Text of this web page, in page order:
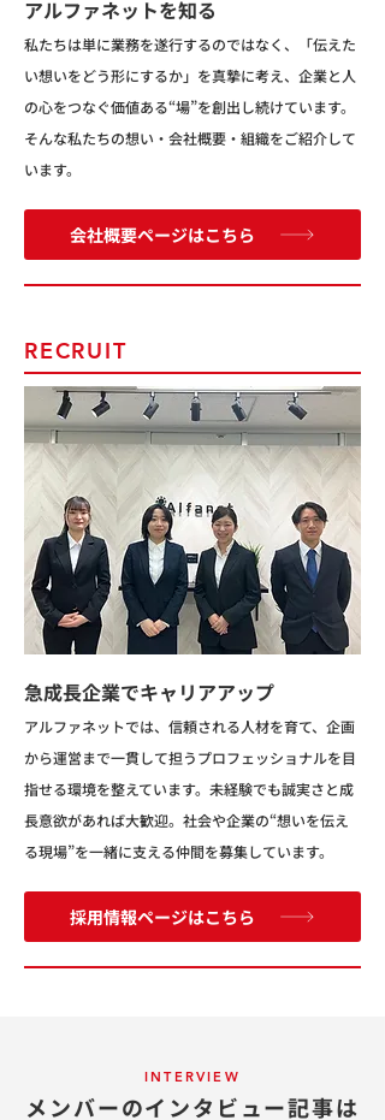
アルファネットを知る
私たちは単に業務を遂行するのではなく、「伝えた
い想いをどう形にするか」を真摯に考え、企業と人
の心をつなぐ価値ある“場”を創出し続けています。
そんな私たちの想い・会社概要・組織をご紹介して
います。
会社概要ページはこちら
RECRUIT
急成長企業でキャリアアップ
アルファネットでは、信頼される人材を育て、企画
から運営まで一貫して担うプロフェッショナルを目
指せる環境を整えています。未経験でも誠実さと成
長意欲があれば大歓迎。社会や企業の“想いを伝え
る現場”を一緒に支える仲間を募集しています。
採用情報ページはこちら
INTERVIEW
メンバーのインタビュー記事は